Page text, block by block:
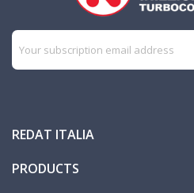
REDAT ITALIA
PRODUCTS